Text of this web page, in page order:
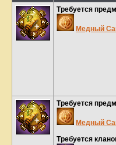
Требуется
Медный
Требуется
Медный
Требуется